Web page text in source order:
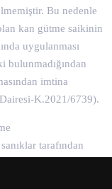
Bu nedenle
kan gütme saikinin
uygulanması
bulunmadığından
imtina
K.2021/6739).
tarafından
değil de